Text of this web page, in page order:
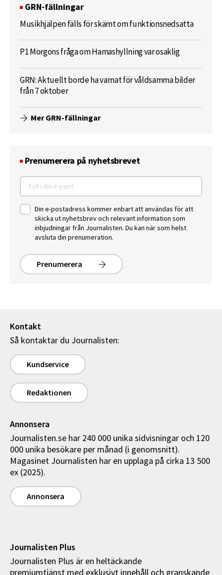
GRN-fällningar
Musikhjälpen fälls för skämt om funktionsnedsatta
P1 Morgons fråga om Hamashyllning var osaklig
GRN: Aktuellt borde ha varnat för våldsamma bilder
från 7 oktober
Mer GRN-fällningar
Prenumerera på nyhetsbrevet
Din e-postadress kommer enbart att användas för att
skicka ut nyhetsbrev och relevant information som
inbjudningar från Journalisten. Du kan när som helst
avsluta din prenumeration.
Prenumerera
Kontakt
Så kontaktar du Journalisten:
Kundservice
Redaktionen
Annonsera
Journalisten.se har 240 000 unika sidvisningar och 120
000 unika besökare per månad (i genomsnitt).
Magasinet Journalisten har en upplaga på cirka 13 500
ex (2025).
Annonsera
Journalisten Plus
Journalisten Plus är en heltäckande
premiumtjänst med exklusivt innehåll och granskande